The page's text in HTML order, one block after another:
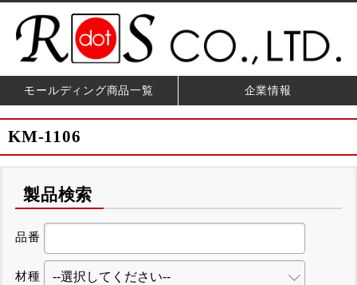
モールディング商品一覧 企業情報
KM-1106
製品検索
品番
材種